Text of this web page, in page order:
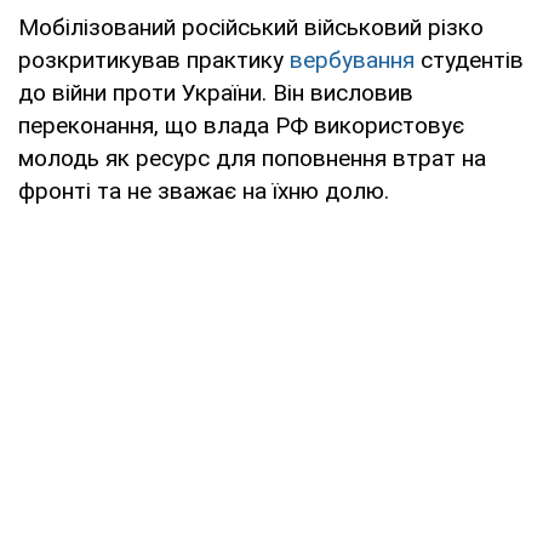
Мобілізований російський військовий різко
розкритикував практику вербування студентів
до війни проти України. Він висловив
переконання, що влада РФ використовує
молодь як ресурс для поповнення втрат на
фронті та не зважає на їхню долю.